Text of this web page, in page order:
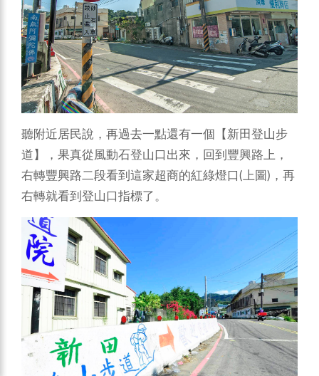
聽附近居民說，再過去一點還有一個【新田登山步
道】，果真從風動石登山口出來，回到豐興路上，
右轉豐興路二段看到這家超商的紅綠燈口(上圖)，再
右轉就看到登山口指標了。